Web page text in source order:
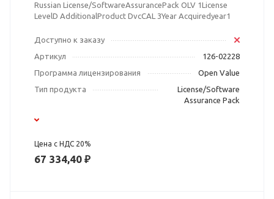
Russian License/SoftwareAssurancePack OLV 1License
LevelD AdditionalProduct DvcCAL 3Year Acquiredyear1
Доступно к заказу
Артикул
126-02228
Программа лицензирования
Open Value
Тип продукта
License/Software
Assurance Pack
Цена с НДС 20%
67 334,40 ₽